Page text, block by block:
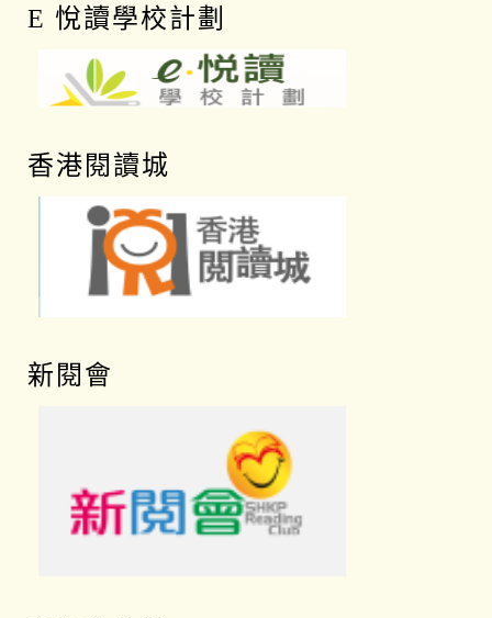
E 悅讀學校計劃
香港閱讀城
新閱會